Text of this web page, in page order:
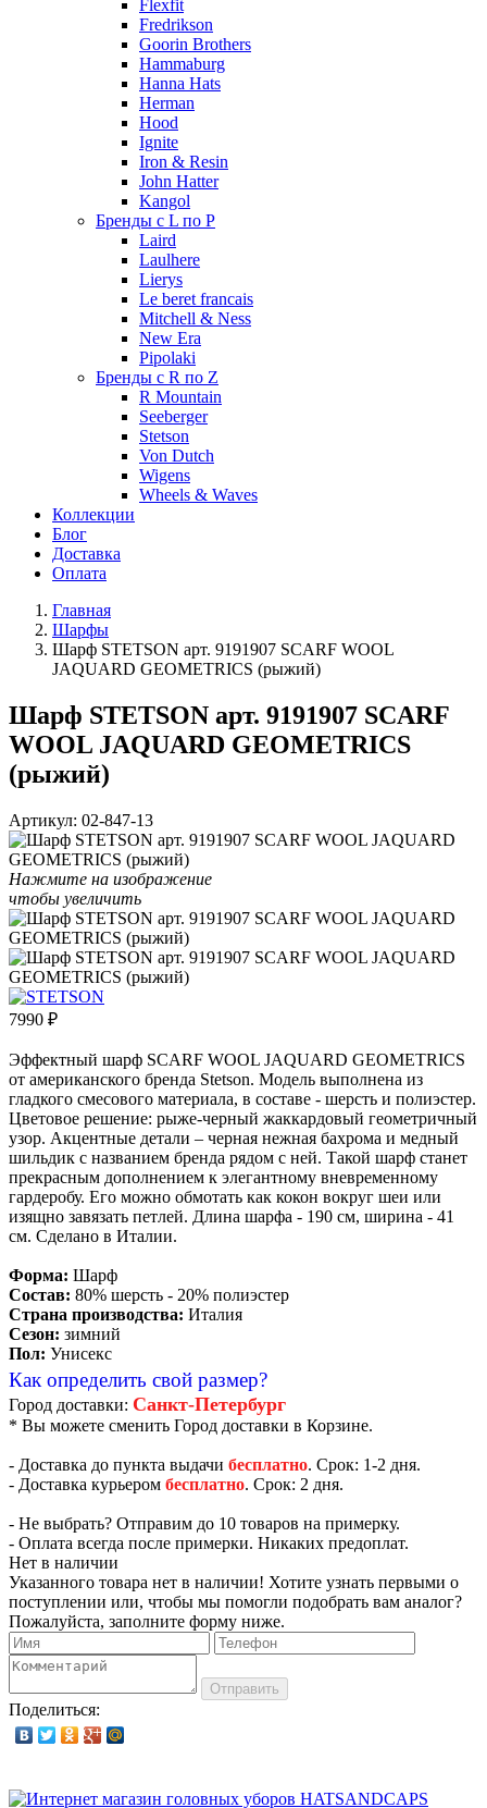
Flexfit
Fredrikson
Goorin Brothers
Hammaburg
Hanna Hats
Herman
Hood
Ignite
Iron & Resin
John Hatter
Kangol
Бренды с L по P
Laird
Laulhere
Lierys
Le beret francais
Mitchell & Ness
New Era
Pipolaki
Бренды с R по Z
R Mountain
Seeberger
Stetson
Von Dutch
Wigens
Wheels & Waves
Коллекции
Блог
Доставка
Оплата
Главная
Шарфы
Шарф STETSON арт. 9191907 SCARF WOOL
JAQUARD GEOMETRICS (рыжий)
Шарф STETSON арт. 9191907 SCARF
WOOL JAQUARD GEOMETRICS
(рыжий)
Артикул: 02-847-13
Нажмите на изображение
чтобы увеличить
7990 ₽
Эффектный шарф SCARF WOOL JAQUARD GEOMETRICS
от американского бренда Stetson. Модель выполнена из
гладкого смесового материала, в составе - шерсть и полиэстер.
Цветовое решение: рыже-черный жаккардовый геометричный
узор. Акцентные детали – черная нежная бахрома и медный
шильдик с названием бренда рядом с ней. Такой шарф станет
прекрасным дополнением к элегантному вневременному
гардеробу. Его можно обмотать как кокон вокруг шеи или
изящно завязать петлей. Длина шарфа - 190 см, ширина - 41
см. Сделано в Италии.
Форма: Шарф
Состав: 80% шерсть - 20% полиэстер
Страна производства: Италия
Сезон: зимний
Пол: Унисекс
Как определить свой размер?
Город доставки: Санкт-Петербург
* Вы можете сменить Город доставки в Корзине.
- Доставка до пункта выдачи бесплатно. Срок: 1-2 дня.
- Доставка курьером бесплатно. Срок: 2 дня.
- Не выбрать? Отправим до 10 товаров на примерку.
- Оплата всегда после примерки. Никаких предоплат.
Нет в наличии
Указанного товара нет в наличии! Хотите узнать первыми о
поступлении или, чтобы мы помогли подобрать вам аналог?
Пожалуйста, заполните форму ниже.
Отправить
Поделиться: